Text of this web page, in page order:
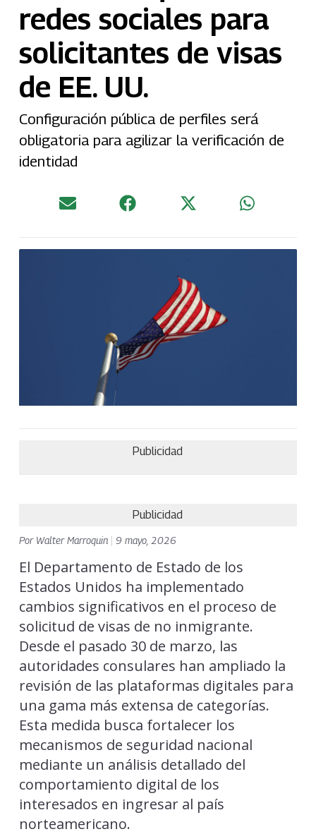
redes sociales para
solicitantes de visas
de EE. UU.
Configuración pública de perfiles será
obligatoria para agilizar la verificación de
identidad
Publicidad
Publicidad
Por Walter Marroquin 9 mayo, 2026
El Departamento de Estado de los
Estados Unidos ha implementado
cambios significativos en el proceso de
solicitud de visas de no inmigrante.
Desde el pasado 30 de marzo, las
autoridades consulares han ampliado la
revisión de las plataformas digitales para
una gama más extensa de categorías.
Esta medida busca fortalecer los
mecanismos de seguridad nacional
mediante un análisis detallado del
comportamiento digital de los
interesados en ingresar al país
norteamericano.